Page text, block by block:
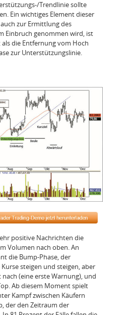
Trendlinie sollte
Ein wichtiges Element dieser
zur Ermittlung des
Einbruch genommen wird, ist
die Entfernung vom Hoch
zur Unterstützungslinie.
positive Nachrichten die
Volumen nach oben. An
die Bump-Phase, der
steigen und steigen, aber
(eine erste Warnung), und
Ab diesem Moment spielt
Kampf zwischen Käufern
der den Zeitraum der